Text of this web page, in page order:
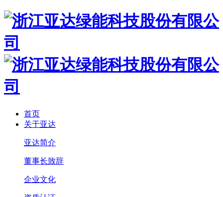
首页
关于亚达
亚达简介
董事长致辞
企业文化